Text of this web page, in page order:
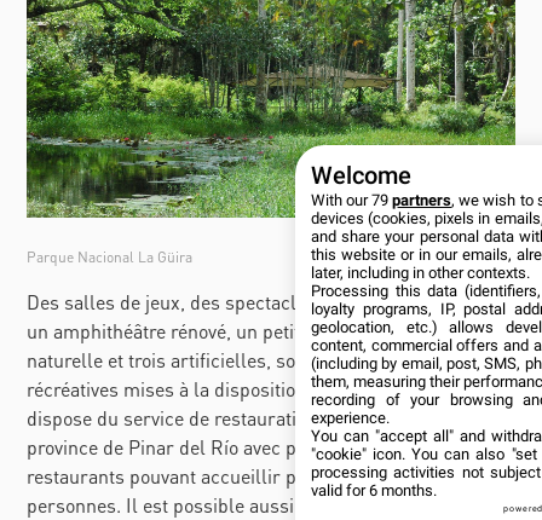
Parque Nacional La Güira
Des salles de jeux, des spectacles variés présentés dans
un amphithéâtre rénové, un petit zoo, une piscine
naturelle et trois artificielles, sont autant de possibilités
récréatives mises à la disposition des visiteurs. Le parc
dispose du service de restauration le plus ample de la
province de Pinar del Río avec plusieurs cafétérias et
restaurants pouvant accueillir plus de quatre cents
personnes. Il est possible aussi d’y loger dans de
Welcome
With our 79partners, we wish to
devices (cookies, pixels in
and share your personal data
this website or in our emails,
later, including in other contexts.
Processing this data
loyalty programs, IP, postal
geolocation, etc.) allows
content, commercial offers and
(including by email, post, SMS,
them, measuring their
recording of your browsing
experience.
You can "accept all" and
"cookie" icon. You can also
processing activities not
valid for 6 months.